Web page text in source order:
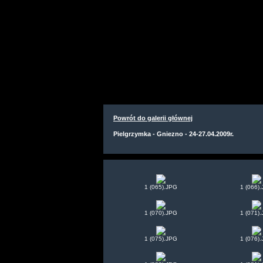
Powrót do galerii głównej
Pielgrzymka - Gniezno - 24-27.04.2009r.
1 (065).JPG 1
1 (070).JPG 1
1 (075).JPG 1